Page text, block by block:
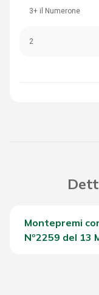
3+ il Numerone
2
Montepremi
Nº2259 del 13